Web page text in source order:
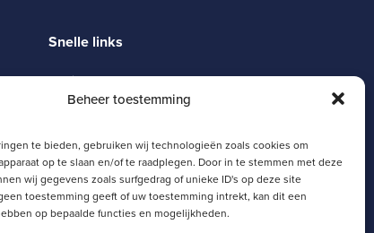
Beheer toestemming
te bieden, gebruiken wij technologieën zoals cookies om
op te slaan en/of te raadplegen. Door in te stemmen met deze
wij gegevens zoals surfgedrag of unieke ID's op deze site
toestemming geeft of uw toestemming intrekt, kan dit een
op bepaalde functies en mogelijkheden.
Snelle links
Magister
Moodle
SJL Portaal
Schoolgids